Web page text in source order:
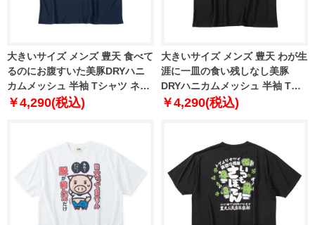
大きいサイズ メンズ 豊天 食べて
るのにお腹すいた美豚DRYハニ
カムメッシュ 半袖 Tシャツ ネイ
ビー 1258-6251-1 3L 4L 5L 6L
￥4,290(税込)
大きいサイズ メンズ 豊天 わが生
涯に一皿の食い残しなし美豚
DRYハニカムメッシュ 半袖 Tシ
ャツ ブラック 1258-6252-1 3L
￥4,290(税込)